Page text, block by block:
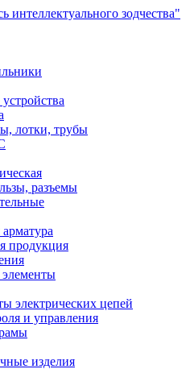
интеллектуального зодчества"
лотки, трубы
разъемы
продукция
электрических цепей
и управления
изделия